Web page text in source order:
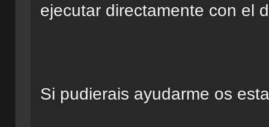
ejecutar directamente con el
Si pudierais ayudarme os